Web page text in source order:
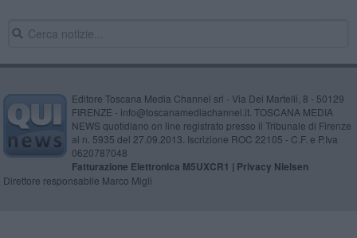
Editore Toscana Media Channel srl - Via Dei Martelli, 8 - 50129
FIRENZE - info@toscanamediachannel.it. TOSCANA MEDIA
NEWS quotidiano on line registrato presso il Tribunale di Firenze
al n. 5935 del 27.09.2013. Iscrizione ROC 22105 - C.F. e P.Iva
0620787048
Fatturazione Elettronica M5UXCR1 | Privacy Nielsen
Direttore responsabile Marco Migli